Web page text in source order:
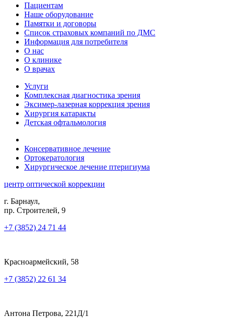
Пациентам
Наше оборудование
Памятки и договоры
Список страховых компаний по ДМС
Информация для потребителя
О нас
О клинике
О врачах
Услуги
Комплексная диагностика зрения
Эксимер-лазерная коррекция зрения
Хирургия катаракты
Детская офтальмология
Консервативное лечение
Ортокератология
Хирургическое лечение птеригиума
центр оптической коррекции
г. Барнаул,
пр. Строителей, 9
+7 (3852) 24 71 44
Красноармейский, 58
+7 (3852) 22 61 34
Антона Петрова, 221Д/1